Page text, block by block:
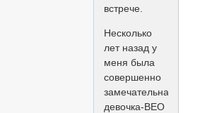
встрече.
Несколько
лет назад у
меня была
совершенно
замечательная
девочка-ВЕО